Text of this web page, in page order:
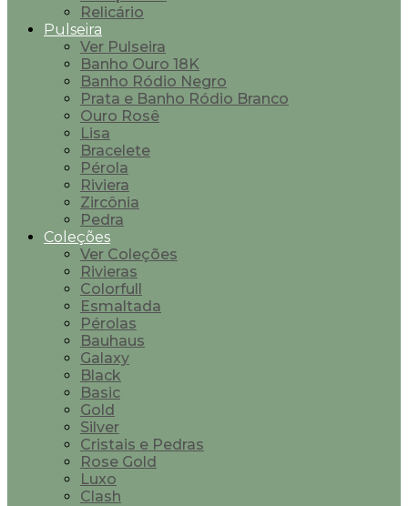
Relicário
Pulseira
Ver Pulseira
Banho Ouro 18K
Banho Ródio Negro
Prata e Banho Ródio Branco
Ouro Rosê
Lisa
Bracelete
Pérola
Riviera
Zircônia
Pedra
Coleções
Ver Coleções
Rivieras
Colorfull
Esmaltada
Pérolas
Bauhaus
Galaxy
Black
Basic
Gold
Silver
Cristais e Pedras
Rose Gold
Luxo
Clash